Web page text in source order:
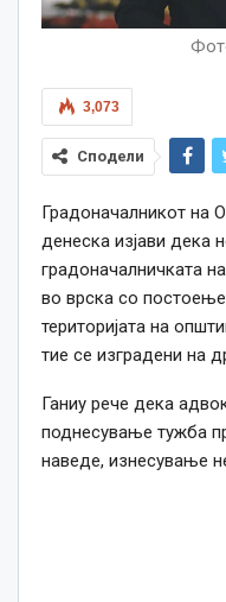
3,073
Сподели
Градоначалникот на
денеска изјави дека
градоначалничката
во врска со
територијата на
тие се изградени на
Ганиу рече дека
поднесување тужба
наведе, изнесување